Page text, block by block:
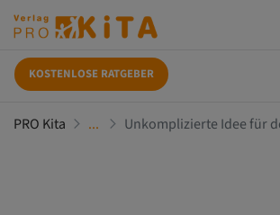
KOSTENLOSE RATGEBER
PRO Kita Unkomplizierte Idee für